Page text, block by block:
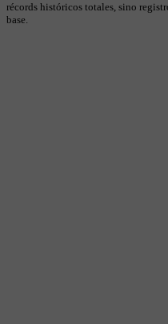
récords históricos totales, sino
base.